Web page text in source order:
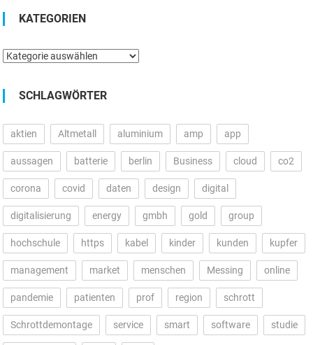
KATEGORIEN
Kategorien
SCHLAGWÖRTER
aktien Altmetall aluminium amp app
aussagen batterie berlin Business cloud co2
corona covid daten design digital
digitalisierung energy gmbh gold group
hochschule https kabel kinder kunden kupfer
management market menschen Messing online
pandemie patienten prof region schrott
Schrottdemontage service smart software studie